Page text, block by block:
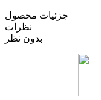
جزئیات محصول
نظرات
بدون نظر